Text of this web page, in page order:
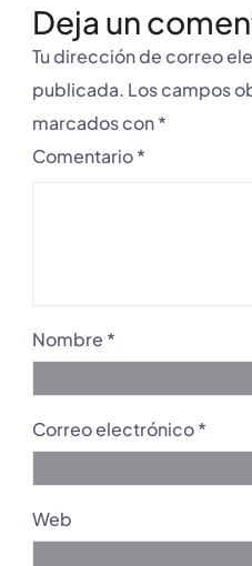
Deja un
Tu dirección de correo
publicada. Los campos
marcados con*
Comentario*
Nombre *
Correo electrónico*
Web